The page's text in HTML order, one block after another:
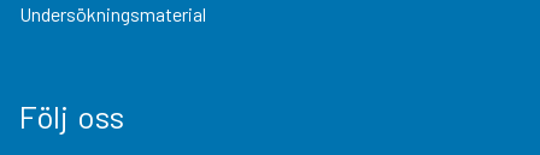
Undersökningsmaterial
Följ oss